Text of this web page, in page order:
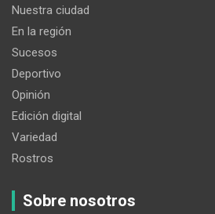
Nuestra ciudad
En la región
Sucesos
Deportivo
Opinión
Edición digital
Variedad
Rostros
Sobre nosotros